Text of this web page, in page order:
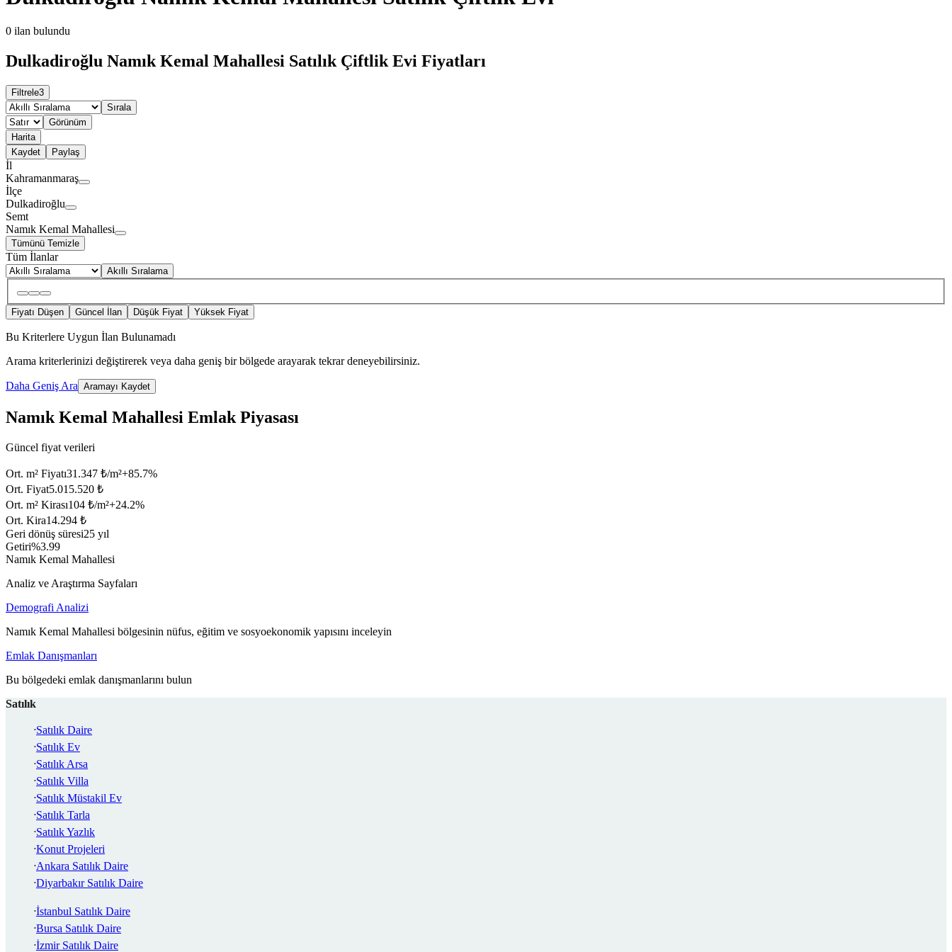
0 ilan bulundu
Dulkadiroğlu Namık Kemal Mahallesi Satılık Çiftlik Evi Fiyatları
Filtrele3
Sırala
Görünüm
Harita
Kaydet
Paylaş
İl
Kahramanmaraş
İlçe
Dulkadiroğlu
Semt
Namık Kemal Mahallesi
Tümünü Temizle
Tüm İlanlar
Akıllı Sıralama
Fiyatı Düşen Güncel İlan Düşük Fiyat Yüksek Fiyat
Bu Kriterlere Uygun İlan Bulunamadı
Arama kriterlerinizi değiştirerek veya daha geniş bir bölgede arayarak tekrar deneyebilirsiniz.
Daha Geniş Ara Aramayı Kaydet
Namık Kemal Mahallesi Emlak Piyasası
Güncel fiyat verileri
Ort. m² Fiyatı31.347 ₺/m²+85.7%
Ort. Fiyat5.015.520 ₺
Ort. m² Kirası104 ₺/m²+24.2%
Ort. Kira14.294 ₺
Geri dönüş süresi25 yıl
Getiri%3.99
Namık Kemal Mahallesi
Analiz ve Araştırma Sayfaları
Demografi Analizi
Namık Kemal Mahallesi bölgesinin nüfus, eğitim ve sosyoekonomik yapısını inceleyin
Emlak Danışmanları
Bu bölgedeki emlak danışmanlarını bulun
Satılık
Satılık Daire
Satılık Ev
Satılık Arsa
Satılık Villa
Satılık Müstakil Ev
Satılık Tarla
Satılık Yazlık
Konut Projeleri
Ankara Satılık Daire
Diyarbakır Satılık Daire
İstanbul Satılık Daire
Bursa Satılık Daire
İzmir Satılık Daire